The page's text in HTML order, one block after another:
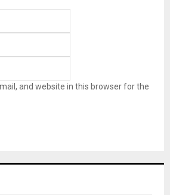
and website in this browser for the